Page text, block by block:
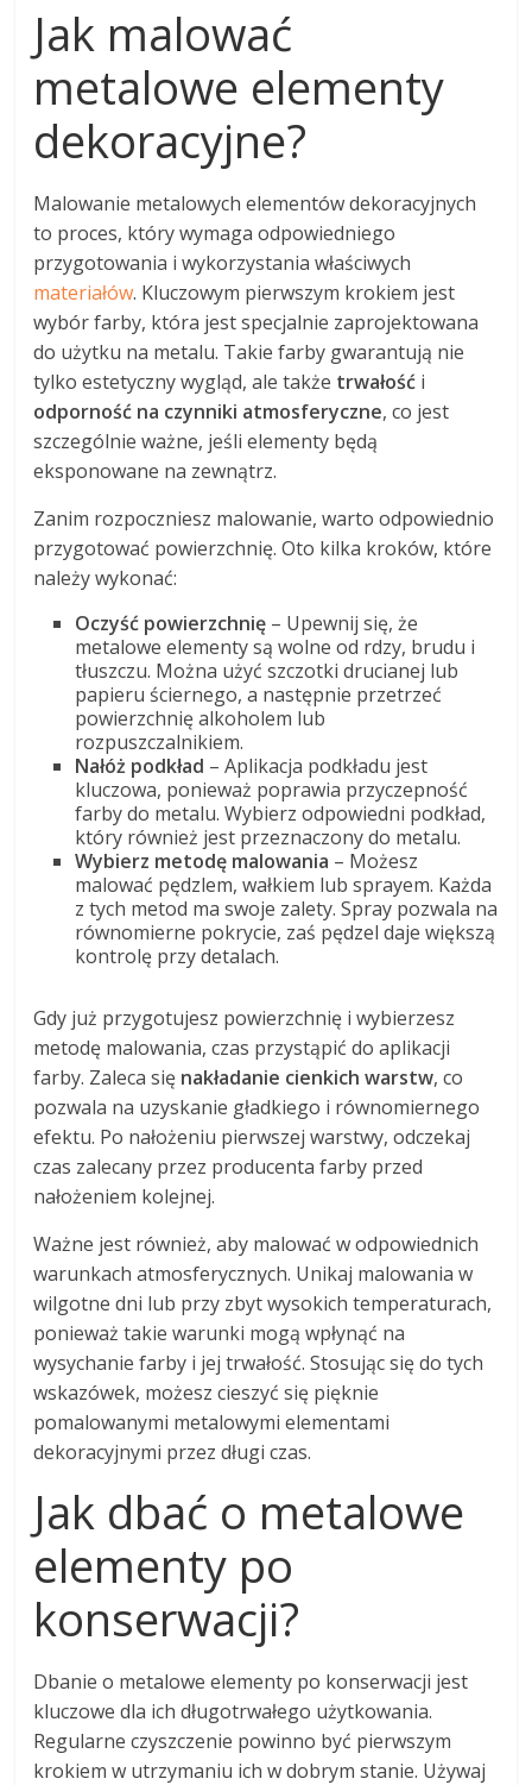
Jak malować
metalowe elementy
dekoracyjne?
Malowanie metalowych elementów dekoracyjnych
to proces, który wymaga odpowiedniego
przygotowania i wykorzystania właściwych
materiałów. Kluczowym pierwszym krokiem jest
wybór farby, która jest specjalnie zaprojektowana
do użytku na metalu. Takie farby gwarantują nie
tylko estetyczny wygląd, ale także trwałość i
odporność na czynniki atmosferyczne, co jest
szczególnie ważne, jeśli elementy będą
eksponowane na zewnątrz.
Zanim rozpoczniesz malowanie, warto odpowiednio
przygotować powierzchnię. Oto kilka kroków, które
należy wykonać:
Oczyść powierzchnię – Upewnij się, że
metalowe elementy są wolne od rdzy, brudu i
tłuszczu. Można użyć szczotki drucianej lub
papieru ściernego, a następnie przetrzeć
powierzchnię alkoholem lub
rozpuszczalnikiem.
Nałóż podkład – Aplikacja podkładu jest
kluczowa, ponieważ poprawia przyczepność
farby do metalu. Wybierz odpowiedni podkład,
który również jest przeznaczony do metalu.
Wybierz metodę malowania – Możesz
malować pędzlem, wałkiem lub sprayem. Każda
z tych metod ma swoje zalety. Spray pozwala na
równomierne pokrycie, zaś pędzel daje większą
kontrolę przy detalach.
Gdy już przygotujesz powierzchnię i wybierzesz
metodę malowania, czas przystąpić do aplikacji
farby. Zaleca się nakładanie cienkich warstw, co
pozwala na uzyskanie gładkiego i równomiernego
efektu. Po nałożeniu pierwszej warstwy, odczekaj
czas zalecany przez producenta farby przed
nałożeniem kolejnej.
Ważne jest również, aby malować w odpowiednich
warunkach atmosferycznych. Unikaj malowania w
wilgotne dni lub przy zbyt wysokich temperaturach,
ponieważ takie warunki mogą wpłynąć na
wysychanie farby i jej trwałość. Stosując się do tych
wskazówek, możesz cieszyć się pięknie
pomalowanymi metalowymi elementami
dekoracyjnymi przez długi czas.
Jak dbać o metalowe
elementy po
konserwacji?
Dbanie o metalowe elementy po konserwacji jest
kluczowe dla ich długotrwałego użytkowania.
Regularne czyszczenie powinno być pierwszym
krokiem w utrzymaniu ich w dobrym stanie. Używaj